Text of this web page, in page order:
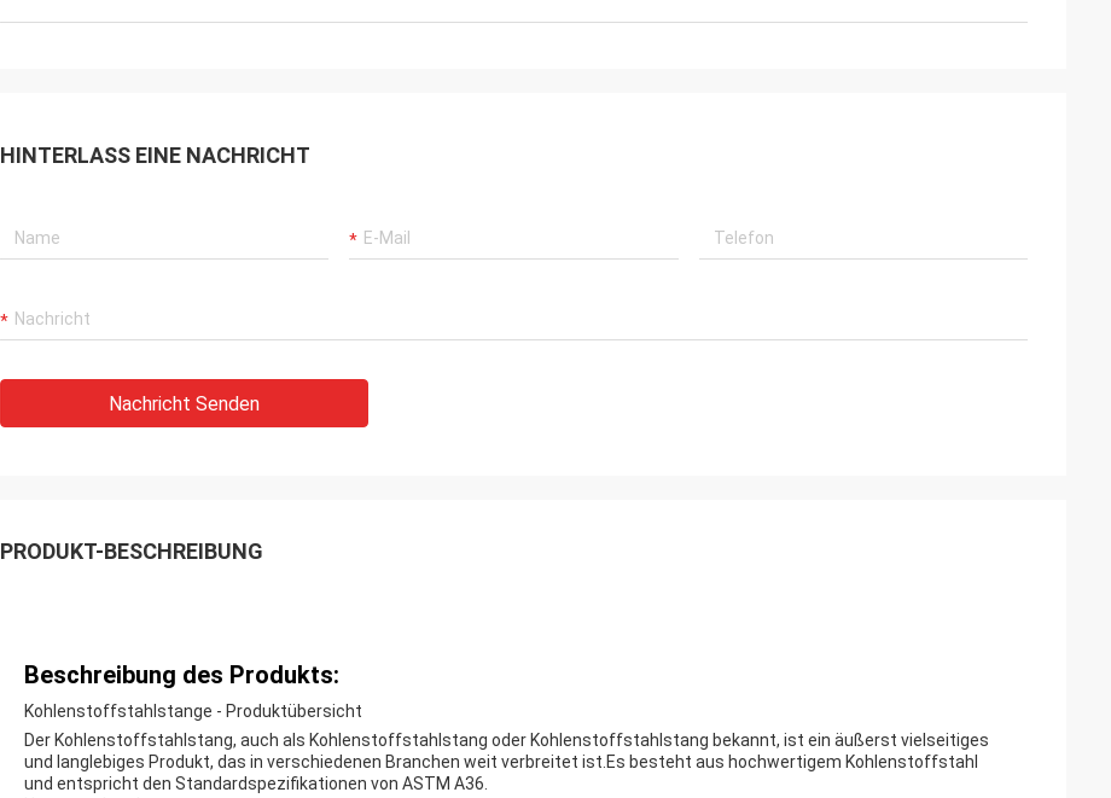
HINTERLASS EINE NACHRICHT
Nachricht Senden
PRODUKT-BESCHREIBUNG
Beschreibung des Produkts:
Kohlenstoffstahlstange - Produktübersicht
Der Kohlenstoffstahlstang, auch als Kohlenstoffstahlstang oder Kohlenstoffstahlstang bekannt, ist ein äußerst vielseitiges
und langlebiges Produkt, das in verschiedenen Branchen weit verbreitet ist.Es besteht aus hochwertigem Kohlenstoffstahl
und entspricht den Standardspezifikationen von ASTM A36.